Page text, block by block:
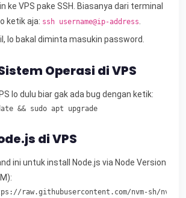
ke VPS pake SSH. Biasanya dari terminal
ketik aja: ssh username@ip-address
lo bakal diminta masukin password.
Operasi di VPS
lo dulu biar gak ada bug dengan ketik:
&& sudo apt upgrade
di VPS
ini untuk install Node.js via Node Version
raw.githubusercontent.com/nvm-sh/